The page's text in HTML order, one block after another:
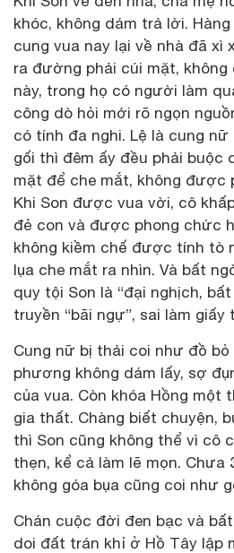
khóc, không dám trả lời.
cung vua nay lại về nhà đã xì
ra đường phải cúi mặt, không
này, trong họ có người làm
công dò hỏi mới rõ ngọn
có tính đa nghi. Lệ là cung
gối thì đêm ấy đều phải buộc
mặt để che mắt, không được
Khi Son được vua vời, cô
đẻ con và được phong chức
không kiềm chế được tính tò
lụa che mắt ra nhìn. Và bất
quy tội Son là “đại nghịch,
truyền “bãi ngự”, sai làm giấy
Cung nữ bị thải coi như đồ
phương không dám lấy, sợ
của vua. Còn khóa Hồng một
gia thất. Chàng biết chuyện,
thì Son cũng không thể vì cô
thẹn, kể cả làm lẽ mọn. Chưa
không góa bụa cũng coi như
Chán cuộc đời đen bạc và
doi đất trán khỉ ở Hồ Tây lập